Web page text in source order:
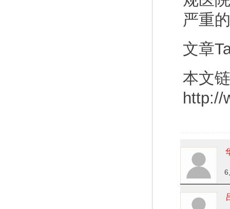
严重
文章
本文
http://
6